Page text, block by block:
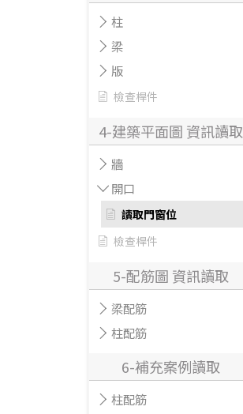
柱
梁
版
檢查桿件
4-建築平面圖 資訊讀取
牆
開口
讀取門窗位
檢查桿件
5-配筋圖 資訊讀取
梁配筋
柱配筋
6-補充案例讀取
柱配筋